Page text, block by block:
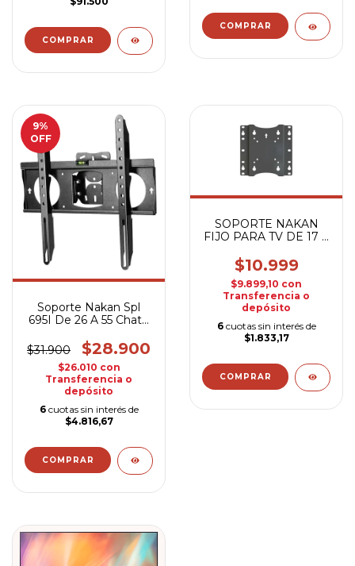
9%
OFF
Soporte Nakan Spl
695I De 26 A 55 Chato
$31.900
$28.900
$26.010 con
Transferencia o
depósito
6 cuotas sin interés de
$4.816,67
SOPORTE NAKAN
FIJO PARA TV DE 17 A
$10.999
$9.899,10 con
Transferencia o
depósito
6 cuotas sin interés de
$1.833,17